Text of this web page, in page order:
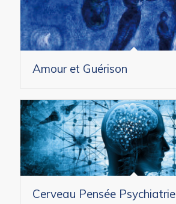
Amour et Guérison
Cerveau Pensée Psychiatrie